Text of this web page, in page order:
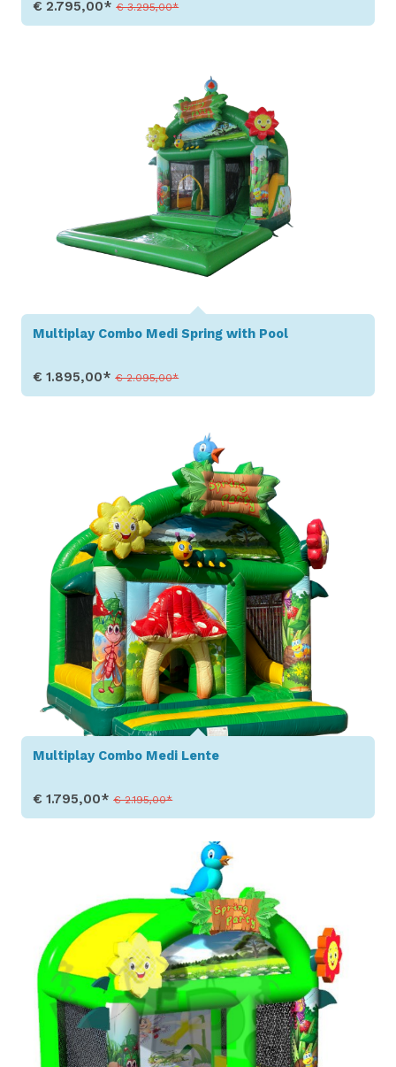
€ 2.795,00*€ 3.295,00*
Multiplay Combo Medi Spring with Pool
€ 1.895,00*€ 2.095,00*
Multiplay Combo Medi Lente
€ 1.795,00*€ 2.195,00*
Toon details